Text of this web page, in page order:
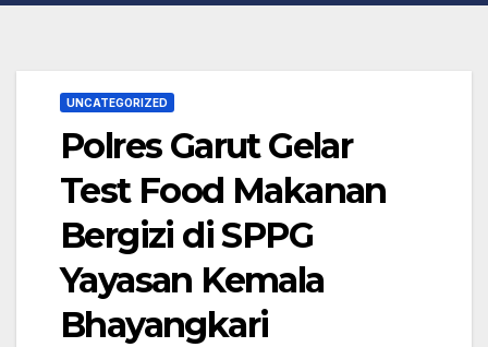
UNCATEGORIZED
Polres Garut Gelar
Test Food Makanan
Bergizi di SPPG
Yayasan Kemala
Bhayangkari